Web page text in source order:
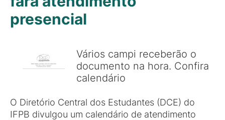
presencial
Vários campi receberão o
documento na hora. Confira
calendário
O Diretório Central dos Estudantes (DCE) do
IFPB divulgou um calendário de atendimento